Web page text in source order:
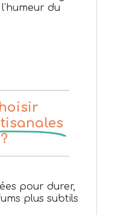
du
pour durer,
plus subtils